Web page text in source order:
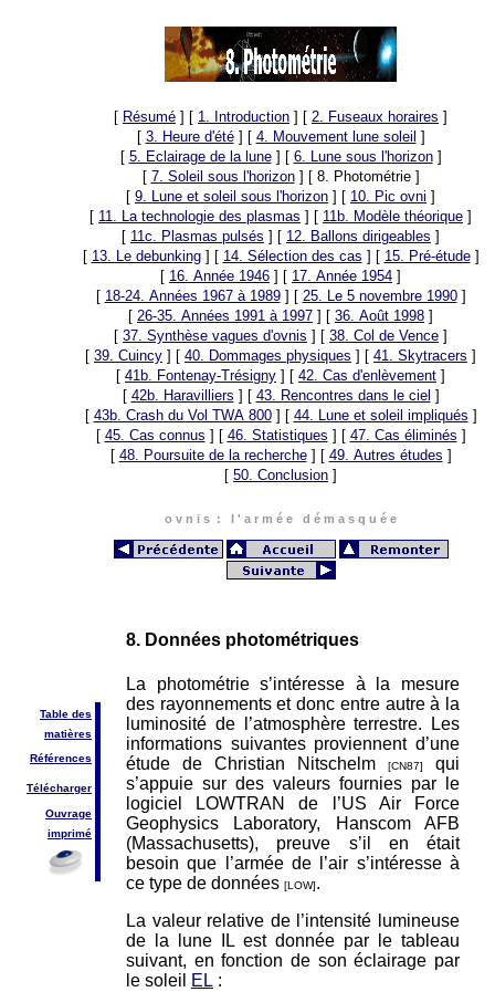
[ Résumé ] [ 1. Introduction ] [ 2. Fuseaux horaires ]
[ 3. Heure d'été] [ 4. Mouvement lune soleil ]
[ 5. Eclairage de la lune] [ 6. Lune sous l'horizon]
[ 7. Soleil sous l'horizon] [ 8. Photométrie ]
[ 9. Lune et soleil sous l'horizon ] [ 10. Pic ovni ]
[ 11. La technologie des plasmas ] [ 11b. Modèle théorique ]
[ 11c. Plasmas pulsés ] [ 12. Ballons dirigeables ]
[ 13. Le debunking] [ 14. Sélection des cas ] [ 15. Pré-étude]
[ 16. Année 1946 ] [ 17. Année 1954 ]
[ 18-24. Années 1967 à 1989] [ 25. Le 5 novembre 1990]
[ 26-35. Années 1991 à 1997 ] [ 36. Août 1998 ]
[ 37. Synthèse vagues d'ovnis ] [ 38. Col de Vence ]
[ 39. Cuincy ] [ 40. Dommages physiques ] [ 41. Skytracers ]
[ 41b. Fontenay-Trésigny ] [ 42. Cas d'enlèvement ]
[ 42b. Haravilliers ] [ 43. Rencontres dans le ciel ]
[ 43b. Crash du Vol TWA 800] [ 44. Lune et soleil impliqués ]
[ 45. Cas connus ] [ 46. Statistiques ] [ 47. Cas éliminés ]
[ 48. Poursuite de la recherche] [ 49. Autres études ]
[ 50. Conclusion ]
o v n i s : l ' a r m é e d é m a s q u é e
Table des
matières
Références
Télécharger
Ouvrage
imprimé
8. Données photométriques
La photométrie s’intéresse à la mesure
des rayonnements et donc entre autre à la
luminosité de l’atmosphère terrestre. Les
informations suivantes proviennent d’une
étude de Christian Nitschelm
[CN87]
qui
s’appuie sur des valeurs fournies par le
logiciel LOWTRAN de l’US Air Force
Geophysics Laboratory, Hanscom AFB
(Massachusetts), preuve s’il en était
besoin que l’armée de l’air s’intéresse à
ce type de données [LOW].
La valeur relative de l’intensité lumineuse
de la lune IL est donnée par le tableau
suivant, en fonction de son éclairage par
le soleil
EL :